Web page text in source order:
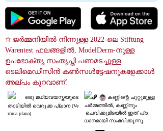
☆ ജർമ്മനിയിൽ നിന്നുള്ള 2022-ലെ Stiftung
Warentest ഫലങ്ങളിൽ, ModelDerm-നുള്ള
ഉപഭോക്തൃ സംതൃപ്തി പണമടച്ചുള്ള
ടെലിമെഡിസിൻ കൺസൾട്ടേഷനുകളേക്കാൾ
അല്പം കുറവാണ്.
ഒരു മധ്യവയസ്കയുടെ
താടിയിൽ വെറുക്ക പ്ലാന (Ve
rruca plana).
കണ്ണിന്റെ ചുറ്റുമുള്ള
ചർമ്മത്തിൽ, കണ്ണിനും
ചെവിക്കുമിടയിൽ ഇത് പ്ര
ധാനമായി സംഭവിക്കുന്നു.